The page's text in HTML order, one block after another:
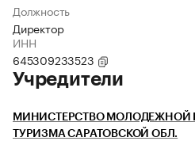
Должность
Директор
ИНН
645309233523
Учредители
МИНИСТЕРСТВО МОЛОДЕЖНОЙ
ТУРИЗМА САРАТОВСКОЙ ОБЛ.